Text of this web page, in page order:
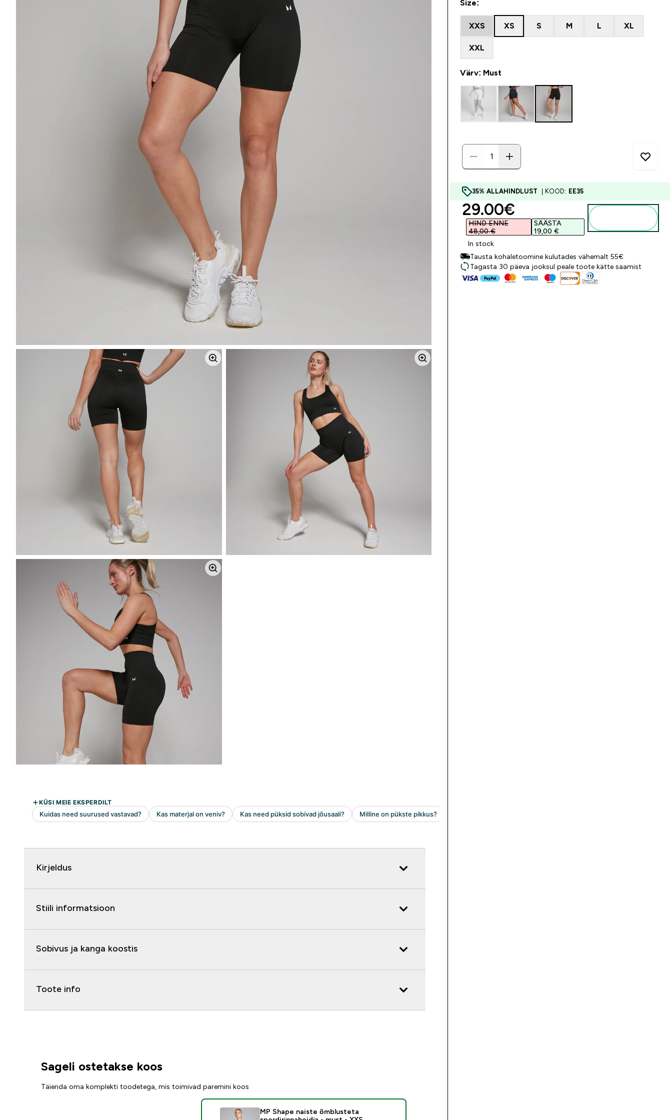
Kirjeldus
Stiili informatsioon
Sobivus ja kanga koostis
Toote info
Sageli ostetakse koos
Täienda oma komplekti toodetega, mis toimivad paremini koos
MP Shape naiste õmblusteta
Size:
XXS XS S M L XL
XXL
Värv: Must
35% ALLAHINDLUST | KOOD: EE35
discounted price
29.00€‎
HIND ENNE
48,00 €‎
SÄÄSTA
19,00 €‎
In stock
Tausta kohaletoomine kulutades vähemalt 55€
Tagasta 30 päeva jooksul peale toote kätte saamist